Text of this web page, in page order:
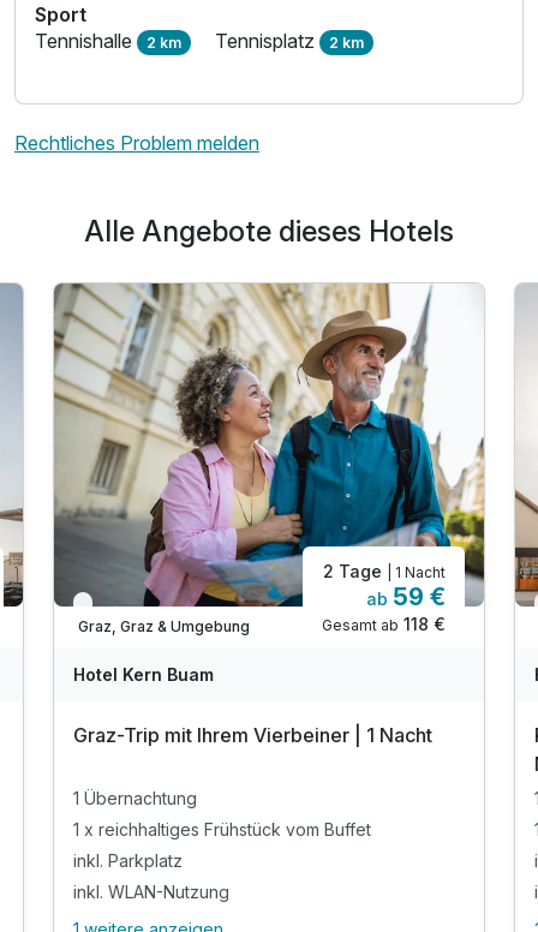
Sport
Tennishalle 2 km Tennisplatz 2 km
Rechtliches Problem melden
Alle Angebote dieses Hotels
Verfügbar bis Dezember
Graz, Graz & Umgebung
2 Tage | 1 Nacht
ab 59 €
Gesamt ab 118 €
Hotel Kern Buam
Graz-Trip mit Ihrem Vierbeiner | 1 Nacht
1 Übernachtung
1 x reichhaltiges Frühstück vom Buffet
inkl. Parkplatz
inkl. WLAN-Nutzung